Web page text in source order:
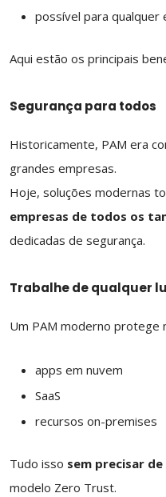
possível para qualquer
Aqui estão os principais
Segurança para todos
Historicamente, PAM era
grandes empresas.
Hoje, soluções modernas
empresas de todos os
dedicadas de segurança.
Trabalhe de qualquer
Um PAM moderno protege
apps em nuvem
SaaS
recursos on-premises
Tudo isso sem precisar de
modelo Zero Trust.